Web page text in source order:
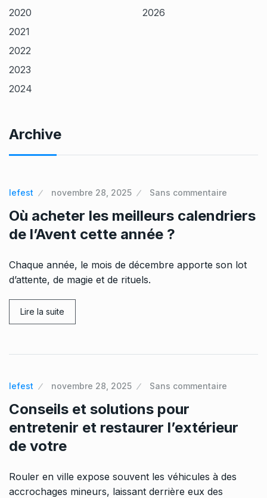
2020
2021
2022
2023
2024
2026
Archive
lefest novembre 28, 2025 Sans commentaire
Où acheter les meilleurs calendriers
de l’Avent cette année ?
Chaque année, le mois de décembre apporte son lot
d’attente, de magie et de rituels.
Lire la suite
lefest novembre 28, 2025 Sans commentaire
Conseils et solutions pour
entretenir et restaurer l’extérieur
de votre
Rouler en ville expose souvent les véhicules à des
accrochages mineurs, laissant derrière eux des